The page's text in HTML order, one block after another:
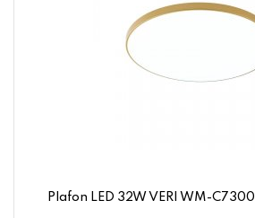
Plafon LED 32W VERI WM-